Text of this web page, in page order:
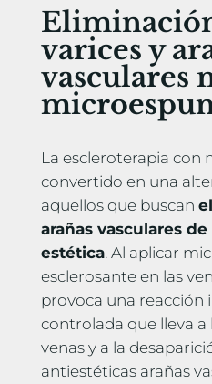
varices y
vasculares
La escleroterapia con
convertido en una
aquellos que buscan
arañas vasculares
estética. Al aplicar
esclerosante en las
provoca una reacción
controlada que lleva a
venas y a la
antiestéticas arañas